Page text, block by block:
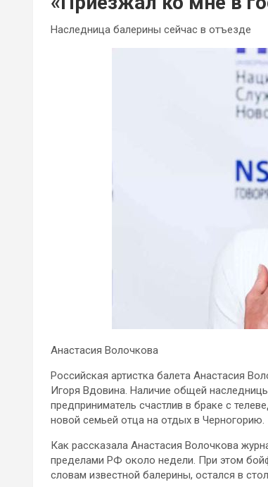
Наследница балерины сейчас в отъезде
Анастасия Волочкова
Российская артистка балета Анастасия
Игоря Вдовина. Наличие общей
предприниматель счастлив в браке с
новой семьей отца на отдых в Черногорию.
Как рассказала Анастасия Волочкова
пределами РФ около недели. При этом
словам известной балерины, остался в